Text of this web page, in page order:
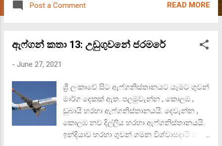
මුල් සතියේම එවැනි තත්ත්වයක් නැතැයි මම
පිත්තල පහනක් , පහන් තිර , පැන් බඳුනක් ,
නිසා , රෙදි මල් පොකුරක්ද මා විසින් මිලදී ගත්
දෑ අතර විය. (දුර බැහැර අවදානම් සහිත රටක
වෙසෙන විට දෙවියන් බුදුන් සිහි වීම
ස්වාභාවිකය ! ) බුදු පිලිමය තැබීමට කදිම ,
ලාච්චු තුනකින් යුත් කුඩා රාක්කයක් මා සතු
විය. එහි මුදුනත , අඩි දෙකක දිගකින් හා
Post a Comment READ MORE
ඇෆ්ගන් කතා 13: උඩුගුවනේ ජරමරේ
- June 27, 2021
ශ්‍රී ලංකාවේ සිට ඇෆ්ගනිස්තානයට යෑමට ගුවන්
මාර්ග දෙකක් ඇත. පලමුවැන්න , කොලඹ ,
ඩුබායි හරහා ඇෆ්ගනිස්තානයයි. දෙවැන්න ,
කොලඹ නව දිල්ලිය හරහා ඇෆ්ගනිස්තානයයි.
ඉන්දියාව හරහා ගුවන් ගමන විශ්වාසදායී නැත.